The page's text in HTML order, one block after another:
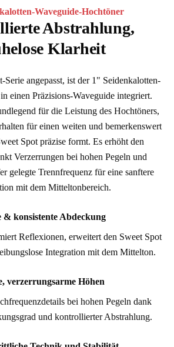
Waveguide-Hochtöner
Abstrahlung,
Klarheit
angepasst, ist der 1" Seidenkalotten-
einen Präzisions-Waveguide integriert.
für die Leistung des Hochtöners,
für einen weiten und bemerkenswert
Spot präzise formt. Es erhöht den
Verzerrungen bei hohen Pegeln und
gelegte Trennfrequenz für eine sanftere
mit dem Mitteltonbereich.
& konsistente Abdeckung
Reflexionen, erweitert den Sweet Spot
Integration mit dem Mittelton.
verzerrungsarme Höhen
bei hohen Pegeln dank
und kontrollierter Abstrahlung.